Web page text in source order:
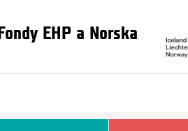
Fondy EHP a Norska